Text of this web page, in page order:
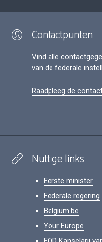
Contactpunten
Vind alle
van de federale
Raadpleeg de
Nuttige links
Eerste minister
Federale regering
Belgium.be
Your Europe